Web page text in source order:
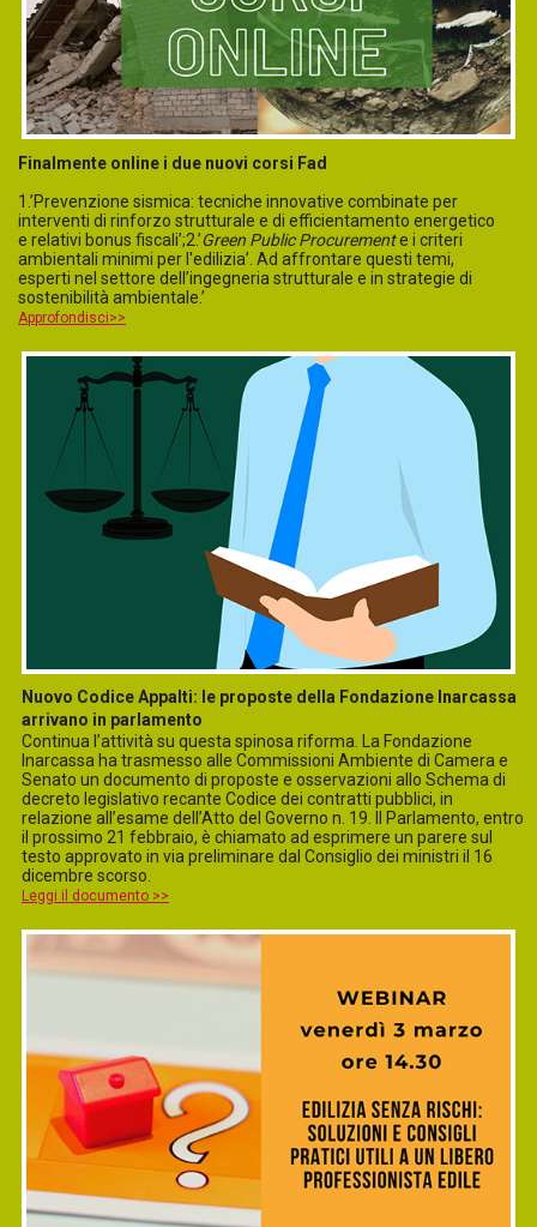
Finalmente online i due nuovi corsi Fad
1.’Prevenzione sismica: tecniche innovative combinate per
interventi di rinforzo strutturale e di efficientamento energetico
e relativi bonus fiscali’;2.’Green Public Procuremente i criteri
ambientali minimi per l'edilizia’. Ad affrontare questi temi,
esperti nel settore dell’ingegneria strutturale e in strategie di
sostenibilità ambientale.’
Approfondisci>>
Nuovo Codice Appalti: le proposte della Fondazione Inarcassa
arrivano in parlamento
Continua l’attività su questa spinosa riforma. La Fondazione
Inarcassa ha trasmesso alle Commissioni Ambiente di Camera e
Senato un documento di proposte e osservazioni allo Schema di
decreto legislativo recante Codice dei contratti pubblici, in
relazione all’esame dell’Atto del Governo n. 19. Il Parlamento, entro
il prossimo 21 febbraio, è chiamato ad esprimere un parere sul
testo approvato in via preliminare dal Consiglio dei ministri il 16
dicembre scorso.
Leggi il documento >>